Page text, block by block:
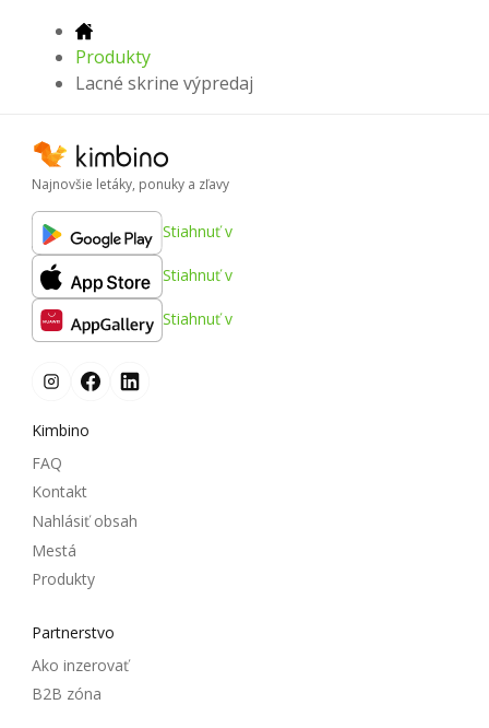
Produkty
Lacné skrine výpredaj
Najnovšie letáky, ponuky a zľavy
Stiahnuť v
Stiahnuť v
Stiahnuť v
Kimbino
FAQ
Kontakt
Nahlásiť obsah
Mestá
Produkty
Partnerstvo
Ako inzerovať
B2B zóna